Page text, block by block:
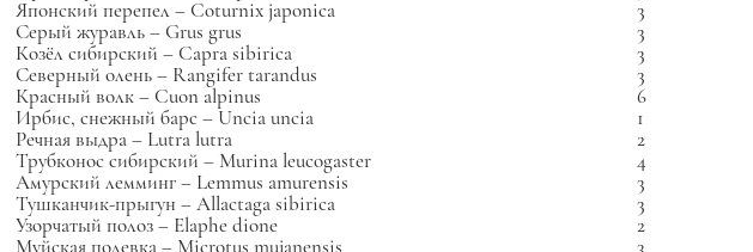
Японский перепел –Coturnix japonica
3
Серый журавль–Grus grus
3
Козёл сибирский –Capra sibirica
3
Северный олень – Rangifer tarandus
3
Красный волк –Cuon alpinus
6
Ирбис, снежный барс – Uncia uncia
1
Речная выдра – Lutra lutra
2
Трубконос сибирский – Murina leucogaster
4
Амурский лемминг – Lemmus amurensis
3
Тушканчик-прыгун –Allactaga sibirica
3
Узорчатый полоз – Elaphe dione
2
Муйская полевка – Microtus mujanensis
3